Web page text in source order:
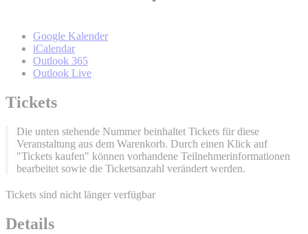
Google Kalender
iCalendar
Outlook 365
Outlook Live
Tickets
Die unten stehende Nummer beinhaltet Tickets für diese
Veranstaltung aus dem Warenkorb. Durch einen Klick auf
"Tickets kaufen" können vorhandene Teilnehmerinformationen
bearbeitet sowie die Ticketsanzahl verändert werden.
Tickets sind nicht länger verfügbar
Details